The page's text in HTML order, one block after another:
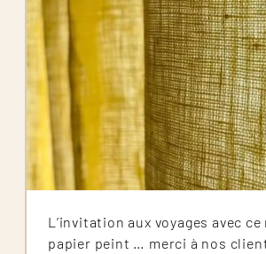
L’invitation aux voyages avec
papier peint … merci à nos